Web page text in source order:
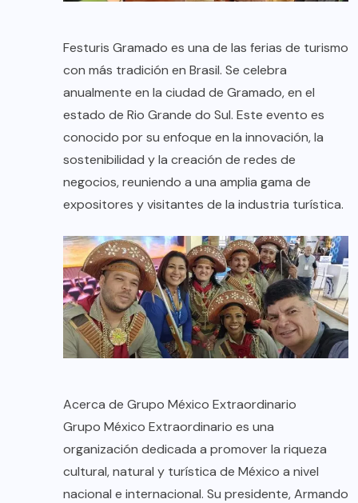
Festuris Gramado es una de las ferias de turismo
con más tradición en Brasil. Se celebra
anualmente en la ciudad de Gramado, en el
estado de Rio Grande do Sul. Este evento es
conocido por su enfoque en la innovación, la
sostenibilidad y la creación de redes de
negocios, reuniendo a una amplia gama de
expositores y visitantes de la industria turística.
Acerca de Grupo México Extraordinario
Grupo México Extraordinario es una
organización dedicada a promover la riqueza
cultural, natural y turística de México a nivel
nacional e internacional. Su presidente, Armando